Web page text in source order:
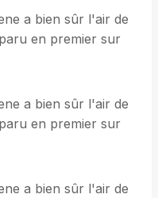
a bien sûr l'air de
en premier sur
a bien sûr l'air de
en premier sur
a bien sûr l'air de